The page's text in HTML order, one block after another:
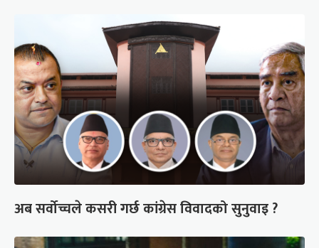
अब सर्वोच्चले कसरी गर्छ कांग्रेस विवादको सुनुवाइ ?